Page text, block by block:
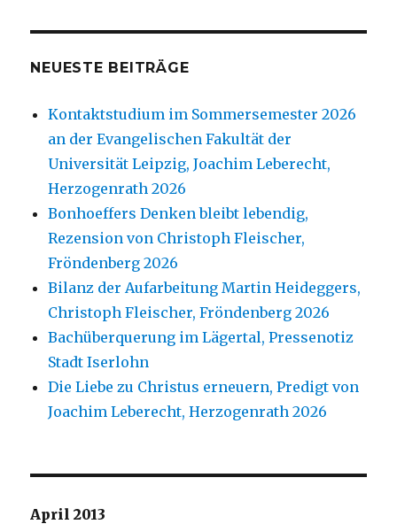
NEUESTE BEITRÄGE
Kontaktstudium im Sommersemester 2026
an der Evangelischen Fakultät der
Universität Leipzig, Joachim Leberecht,
Herzogenrath 2026
Bonhoeffers Denken bleibt lebendig,
Rezension von Christoph Fleischer,
Fröndenberg 2026
Bilanz der Aufarbeitung Martin Heideggers,
Christoph Fleischer, Fröndenberg 2026
Bachüberquerung im Lägertal, Pressenotiz
Stadt Iserlohn
Die Liebe zu Christus erneuern, Predigt von
Joachim Leberecht, Herzogenrath 2026
April 2013